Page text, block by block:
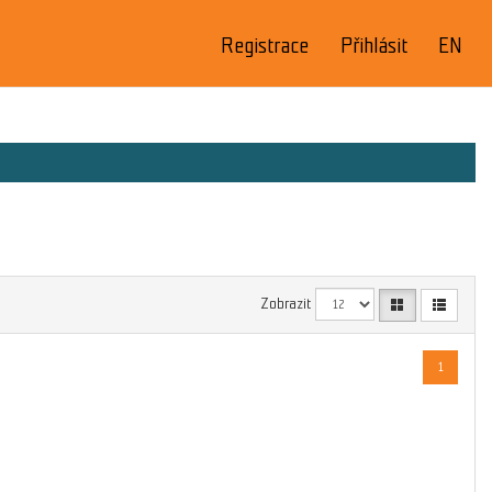
EN
Registrace Přihlásit
Zobrazit
1